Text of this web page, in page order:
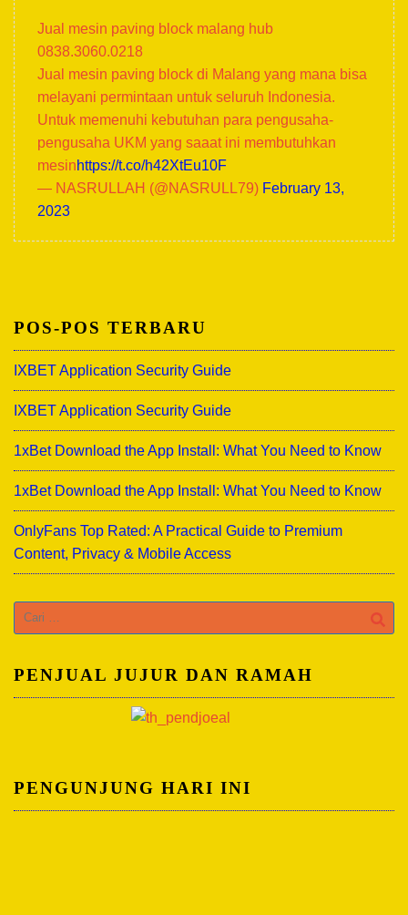
Jual mesin paving block malang hub
0838.3060.0218
Jual mesin paving block di Malang yang mana bisa
melayani permintaan untuk seluruh Indonesia.
Untuk memenuhi kebutuhan para pengusaha-
pengusaha UKM yang saaat ini membutuhkan
mesinhttps://t.co/h42XtEu10F
— NASRULLAH (@NASRULL79) February 13,
2023
POS-POS TERBARU
IXBET Application Security Guide
IXBET Application Security Guide
1xBet Download the App Install: What You Need to Know
1xBet Download the App Install: What You Need to Know
OnlyFans Top Rated: A Practical Guide to Premium
Content, Privacy & Mobile Access
Cari
untuk:
PENJUAL JUJUR DAN RAMAH
PENGUNJUNG HARI INI